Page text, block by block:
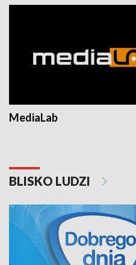
MediaLab
BLISKO LUDZI